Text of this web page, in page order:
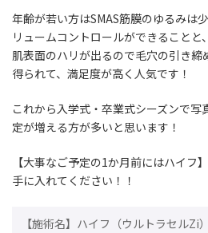
年齢が若い方はSMAS筋膜のゆるみは
リュームコントロールができること
肌表面のハリが出るので毛穴の引き締
得られて、満足度が高く人気です！
これから入学式・卒業式シーズンで
定が増える方が多いと思います！
【大事なご予定の1か月前にはハイフ
手に入れてください！！
【施術名】ハイフ（ウルトラセルZi）